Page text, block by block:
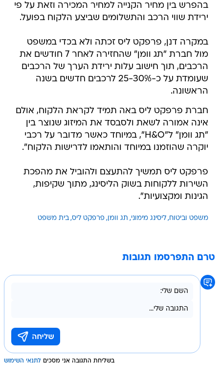
בהפרש בין מחיר הקנייה למחיר המכירה וזאת על פי
ירידת שווי הרכב והתשלומים שביצע הלקוח בפועל.
במקרה דנן, פרפקט ליס זכתה ולא בכדי במשפט
מול חברת "תג וומן" שהחזירה לאחר 7 חודשים את
הרכבים, תוך חישוב עלות ירידת הערך של הרכבים
שעומדת על כ-25-30% לרכבים חדשים בשנה
הראשונה.
חברת פרפקט ליס באה תמיד לקראת הלקוח, אולם
אינה אמורה לשאת ולסבסד את המיזוג שנוצר בין
"תג וומן" ל"H&O", במיוחד כאשר מדובר על רכבי
יוקרה שהוזמנו במיוחד והותאמו לדרישות הלקוח".
פרפקט ליס תמשיך להתעצם ולהוביל את מהפכת
השירות ללקוחות בשוק הליסינג, מתוך שקיפות,
הגינות ומקצועיות".
משפט וביטוח ליסינג מימוני תג וומן פרפקט ליס בית משפט
טרם התפרסמו תגובות
בשליחת התגובה אני מסכים לתנאי השימוש